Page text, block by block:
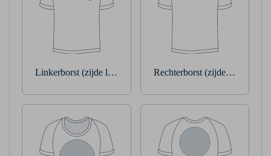
Linkerborst (zijde linkerarm) Rechterborst (zijde